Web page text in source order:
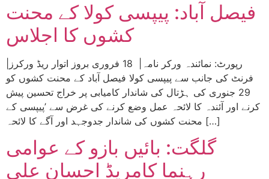
فیصل آباد: پیپسی کولا کے محنت
کشوں کا اجلاس
فرنٹ کی جانب سے پیپسی کولا فیصل آباد کے محنت کشوں کو
29 جنوری کی ہڑتال کی شاندار کامیابی پر خراج تحسین پیش
کرنے اور آئندہ کا لائحہ عمل وضع کرنے کی غرض سے ’پیپسی کے
محنت کشوں کی شاندار جدوجہد اور آگے کا لائحہ […]
گلگت: بائیں بازو کے عوامی
رہنما کامریڈ احسان علی